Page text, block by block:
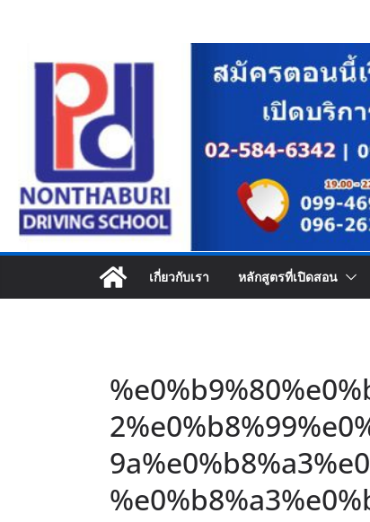
content
เกี่ยวกับเรา หลักสูตรที่เปิดสอน